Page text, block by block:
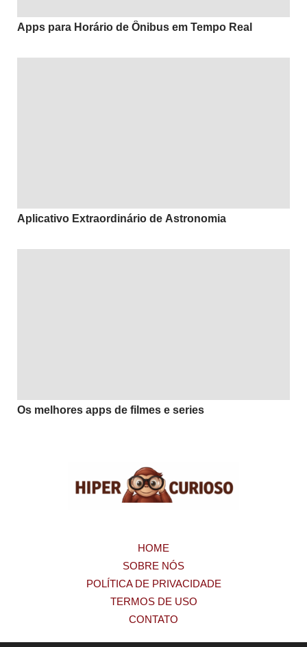
Apps para Horário de Ônibus em Tempo Real
Aplicativo Extraordinário de Astronomia
Os melhores apps de filmes e series
HOME
SOBRE NÓS
POLÍTICA DE PRIVACIDADE
TERMOS DE USO
CONTATO